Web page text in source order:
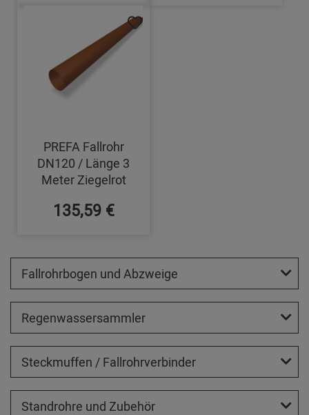
PREFA Fallrohr
DN120 / Länge 3
Meter Ziegelrot
135,59 €
Fallrohrbogen und Abzweige
Regenwassersammler
Steckmuffen / Fallrohrverbinder
Standrohre und Zubehör